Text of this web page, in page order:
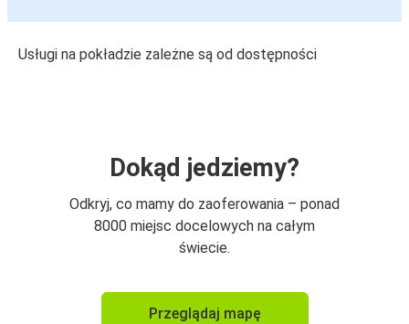
Usługi na pokładzie zależne są od dostępności
Dokąd jedziemy?
Odkryj, co mamy do zaoferowania – ponad
8000 miejsc docelowych na całym
świecie.
Przeglądaj mapę